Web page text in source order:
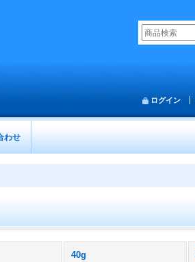
ログイン
わせ
40g